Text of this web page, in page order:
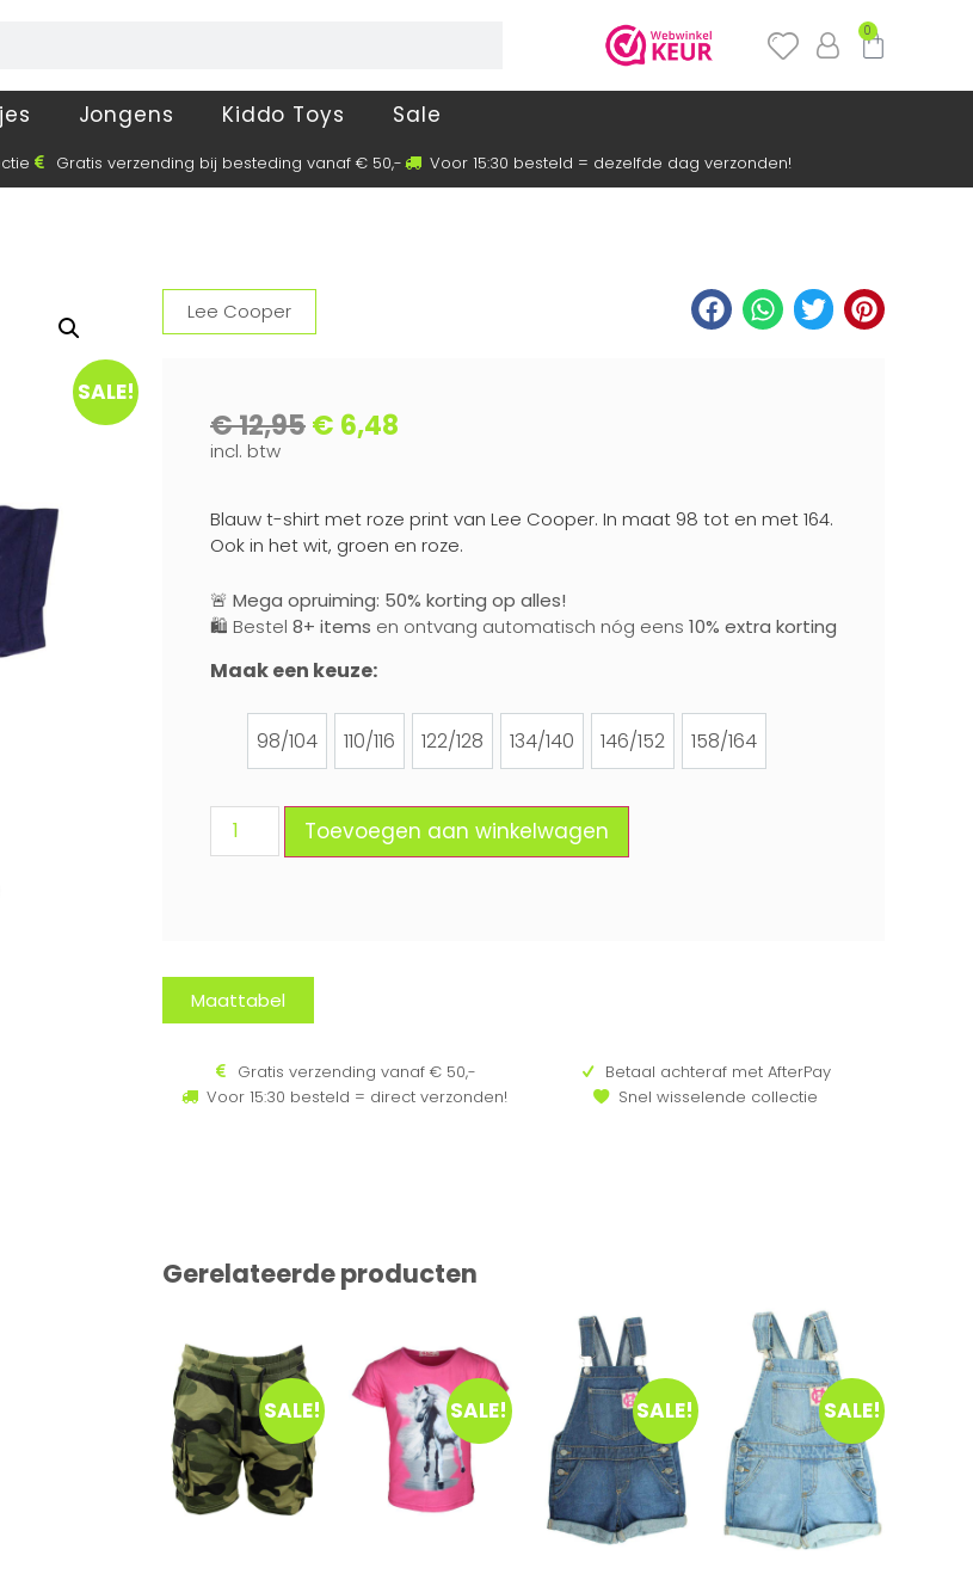
0
Jongens Kiddo Toys Sale
Gratis verzending bij besteding vanaf € 50,- Voor 15:30 besteld = dezelfde dag verzonden!
SALE!
Lee Cooper
€12,95€ 6,48
incl. btw
Blauw t-shirt met roze print van Lee Cooper. In maat 98 tot en met 164.
Ook in het wit, groen en roze.
🚨 Mega opruiming: 50% korting op alles!
🛍️ Bestel 8+ items en ontvang automatisch nóg eens 10% extra korting
Maak een keuze:
98/104
98/104
110/116
110/116
122/128
122/128
134/140
134/140
146/152
146/152
158/164
158/164
Toevoegen aan winkelwagen
Maattabel
Gratis verzending vanaf € 50,-
Voor 15:30 besteld = direct verzonden!
Betaal achteraf met AfterPay
Snel wisselende collectie
Gerelateerde producten
SALE! SALE! SALE! SALE!